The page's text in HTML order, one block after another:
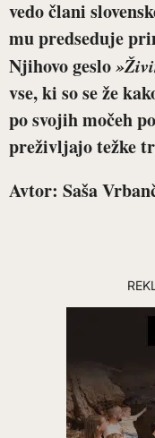
vedo člani
mu predseduje
Njihovo geslo»
vse, ki so se že
po svojih močeh
preživljajo težke
Avtor: Saša